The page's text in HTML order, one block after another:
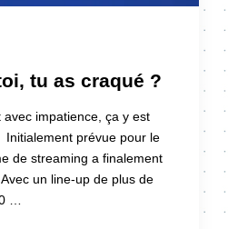
tu as craqué ?
avec impatience, ça y est
Initialement prévue pour le
de streaming a finalement
un line-up de plus de
…